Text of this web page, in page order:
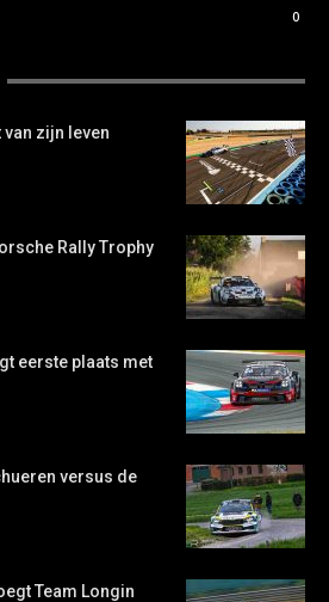
0
zijn leven
Rally Trophy
eerste plaats met
versus de
Team Longin